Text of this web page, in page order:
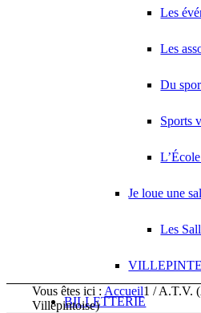
Les
Les
Du
Sports
Je loue une
Les
BILLETTERIE
Vous êtes ici : Accueil1 / A.T.V.
Villepintoise)